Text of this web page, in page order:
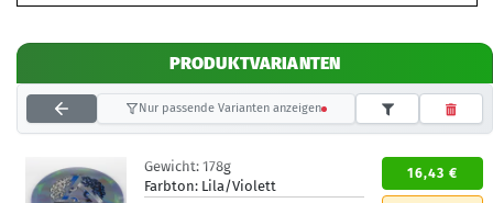
PRODUKTVARIANTEN
Nur passende Varianten anzeigen
Gewicht: 178g
Farbton: Lila/Violett
16,43 €